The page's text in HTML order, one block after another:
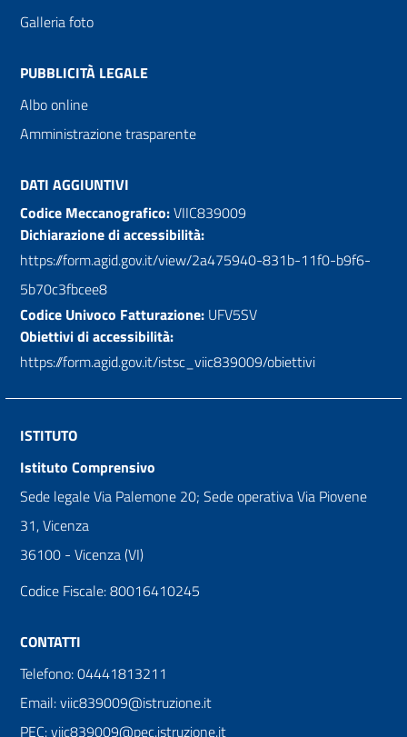
Galleria foto
PUBBLICITÀ LEGALE
Albo online
Amministrazione trasparente
DATI AGGIUNTIVI
Codice Meccanografico:VIIC839009
Dichiarazione di accessibilità:
https://form.agid.gov.it/view/2a475940-831b-11f0-b9f6-
5b70c3fbcee8
Codice Univoco Fatturazione: UFV5SV
Obiettivi di accessibilità:
https://form.agid.gov.it/istsc_viic839009/obiettivi
ISTITUTO
Istituto Comprensivo
Sede legale Via Palemone 20; Sede operativa Via Piovene
31, Vicenza
36100 - Vicenza (VI)
Codice Fiscale: 80016410245
CONTATTI
Telefono: 04441813211
Email: viic839009@istruzione.it
PEC: viic839009@pec.istruzione.it